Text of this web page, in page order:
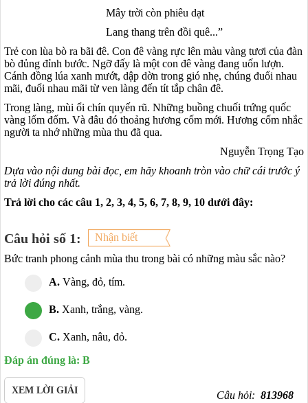
Mây trời còn phiêu dạt
Lang thang trên đồi quê...”
Trẻ con lùa bò ra bãi đê. Con đê vàng rực lên màu vàng tươi của đàn
bò đủng đỉnh bước. Ngỡ đấy là một con đê vàng đang uốn lượn.
Cánh đồng lúa xanh mướt, dập dờn trong gió nhẹ, chúng đuổi nhau
mãi, đuổi nhau mãi từ ven làng đến tít tắp chân đê.
Trong làng, mùi ổi chín quyến rũ. Những buồng chuối trứng quốc
vàng lốm đốm. Và đâu đó thoảng hương cốm mới. Hương cốm nhắc
người ta nhớ những mùa thu đã qua.
Nguyễn Trọng Tạo
Dựa vào nội dung bài đọc, em hãy khoanh tròn vào chữ cái trước ý
trả lời đúng nhất.
Trả lời cho các câu 1, 2, 3, 4, 5, 6, 7, 8, 9, 10 dưới đây:
Câu hỏi số 1:
Nhận biết
Bức tranh phong cảnh mùa thu trong bài có những màu sắc nào?
A. Vàng, đỏ, tím.
B. Xanh, trắng, vàng.
C. Xanh, nâu, đỏ.
Đáp án đúng là: B
XEM LỜI GIẢI Câu hỏi: 813968